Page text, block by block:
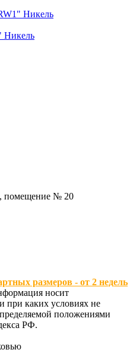
Никель
Никель
помещение № 20
размеров - от 2 недель
носит
при каких условиях не
положениями
РФ.